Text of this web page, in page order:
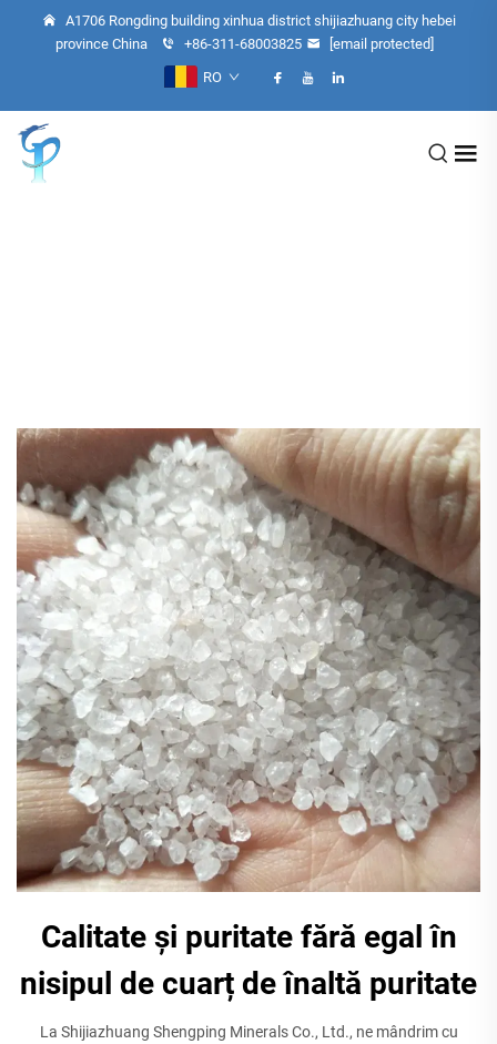
A1706 Rongding building xinhua district shijiazhuang city hebei
province China
+86-311-68003825
[email protected]
RO
Calitate și puritate fără egal în
nisipul de cuarț de înaltă puritate
La Shijiazhuang Shengping Minerals Co., Ltd., ne mândrim cu